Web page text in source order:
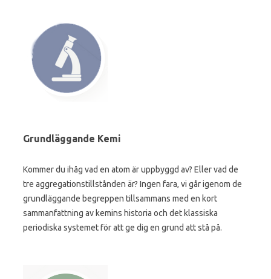
Grundläggande Kemi
Kommer du ihåg vad en atom är uppbyggd av? Eller vad de
tre aggregationstillstånden är? Ingen fara, vi går igenom de
grundläggande begreppen tillsammans med en kort
sammanfattning av kemins historia och det klassiska
periodiska systemet för att ge dig en grund att stå på.